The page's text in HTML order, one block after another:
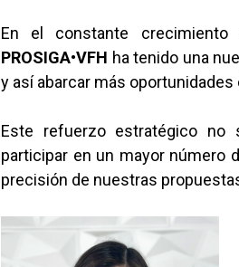
En el constante
PROSIGA•VFH ha tenido una
y así abarcar más oportunidades
Este refuerzo estratégico no
participar en un mayor número
precisión de nuestras